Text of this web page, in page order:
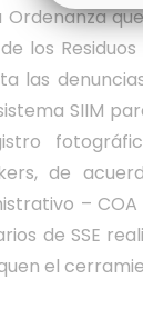
Ordenanza
los
las
SIIM
de
–
de SSE
el